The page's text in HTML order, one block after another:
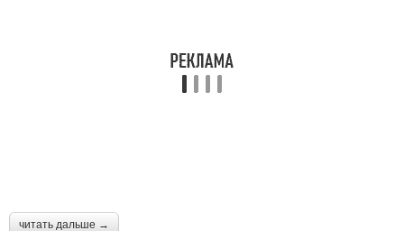
читать дальше →